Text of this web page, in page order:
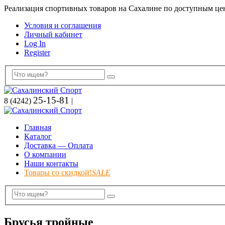
Реализация спортивных товаров на Сахалине по доступным
Условия и соглашения
Личный кабинет
Log In
Register
8 (4242) 25-15-81 |
Главная
Каталог
Доставка — Оплата
О компании
Наши контакты
Товары со скидкой!SALE
Брусья тройные